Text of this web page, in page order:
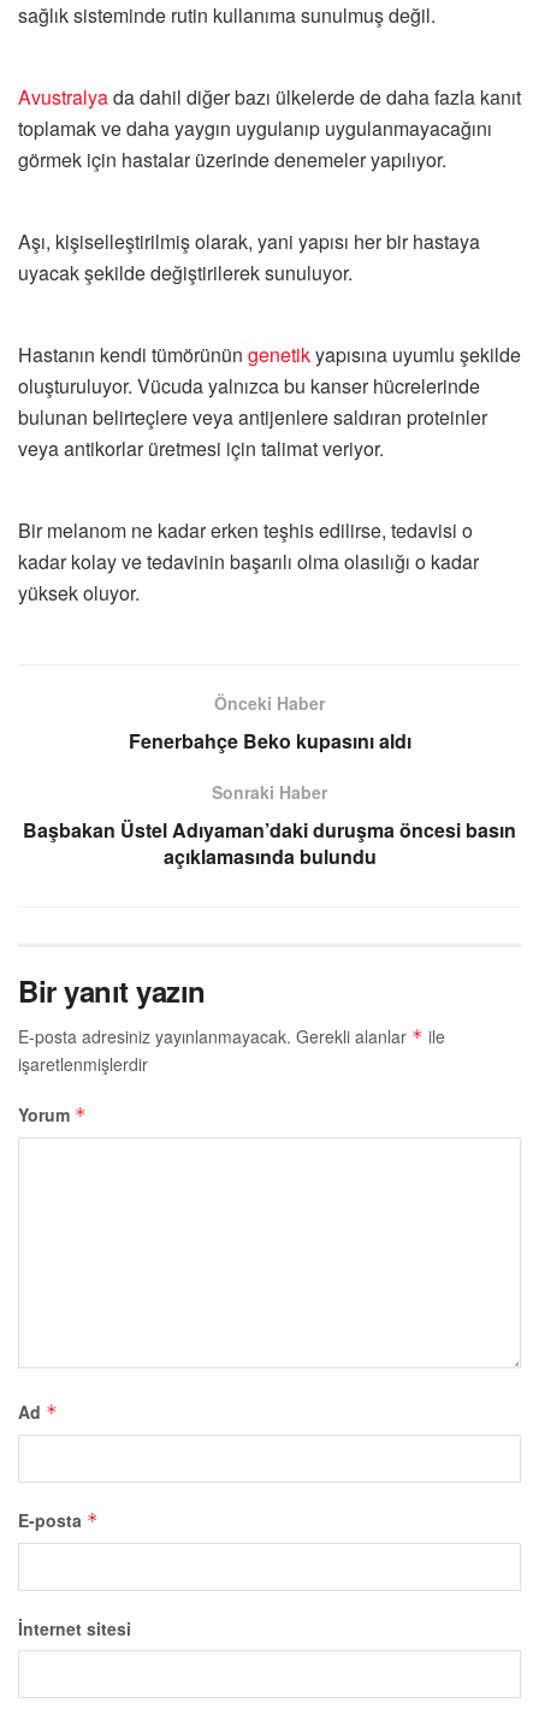
sağlık sisteminde rutin kullanıma sunulmuş değil.
Avustralyada dahil diğer bazı ülkelerde de daha fazla kanıt
toplamak ve daha yaygın uygulanıp uygulanmayacağını
görmek için hastalar üzerinde denemeler yapılıyor.
Aşı, kişiselleştirilmiş olarak, yani yapısı her bir hastaya
uyacak şekilde değiştirilerek sunuluyor.
Hastanın kendi tümörünün genetikyapısına uyumlu şekilde
oluşturuluyor. Vücuda yalnızca bu kanser hücrelerinde
bulunan belirteçlere veya antijenlere saldıran proteinler
veya antikorlar üretmesi için talimat veriyor.
Bir melanom ne kadar erken teşhis edilirse, tedavisi o
kadar kolay ve tedavinin başarılı olma olasılığı o kadar
yüksek oluyor.
Önceki Haber
Fenerbahçe Beko kupasını aldı
Sonraki Haber
Başbakan Üstel Adıyaman’daki duruşma öncesi basın
açıklamasında bulundu
Bir yanıt yazın
E-posta adresiniz yayınlanmayacak. Gerekli alanlar * ile
işaretlenmişlerdir
Yorum *
Ad *
E-posta *
İnternet sitesi